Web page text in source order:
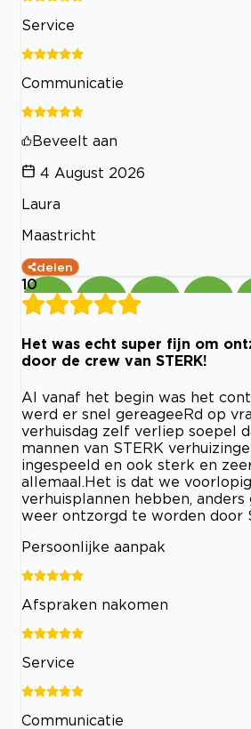
Service
Communicatie
Beveelt aan
4 August 2026
Laura
Maastricht
delen
10
Het was echt super fijn om
door de crew van STERK!
Al vanaf het begin was het
werd er snel gereageeRd op
verhuisdag zelf verliep soepel
mannen van STERK
ingespeeld en ook sterk en
allemaal.Het is dat we
verhuisplannen hebben, anders
weer ontzorgd te worden door
Persoonlijke aanpak
Afspraken nakomen
Service
Communicatie